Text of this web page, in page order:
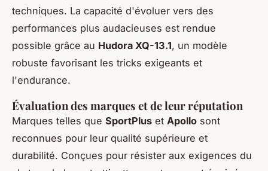
techniques. La capacité d'évoluer vers des
performances plus audacieuses est rendue
possible grâce au Hudora XQ-13.1, un modèle
robuste favorisant les tricks exigeants et
l'endurance.
Évaluation des marques et de leur réputation
Marques telles que SportPlus et Apollo sont
reconnues pour leur qualité supérieure et
durabilité. Conçues pour résister aux exigences du